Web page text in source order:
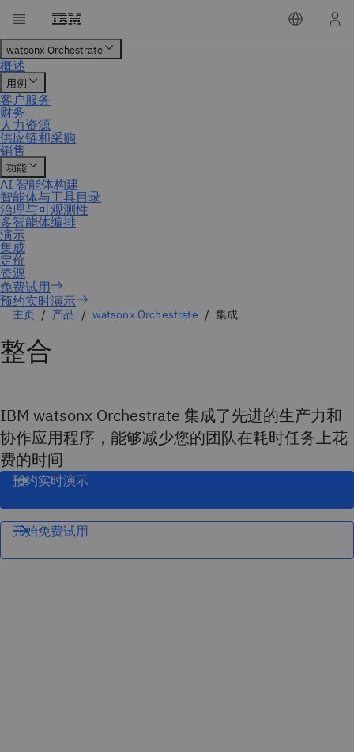
预约实时演示
主页 产品 watsonx Orchestrate 集成
整合
IBM watsonx Orchestrate 集成了先进的生产力和
协作应用程序，能够减少您的团队在耗时任务上花
费的时间
预约实时演示
开始免费试用